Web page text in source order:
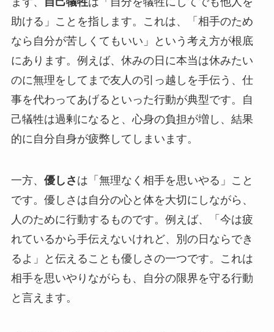
助ける」ことを指します。これは、「相手のため
なら自分が苦しくてもいい」という考え方が根底
にあります。例えば、休みの日に本当は休みたい
のに無理をしてまで友人の引っ越しを手伝う、仕
事を代わってあげるといった行動が典型です。自
己犠牲は過剰になると、心身の負担が増し、結果
的に自分自身が疲弊してしまいます。
一方、 優しさ は「無理なく相手を思いやる」こと
です。優しさは自分の心と体を大切にしながら、
人のために行動するものです。例えば、「今は疲
れているから手伝えないけれど、別の日ならでき
るよ」と伝えることも優しさの一つです。これは
相手を思いやりながらも、自分の限界を守る行動
と言えます。